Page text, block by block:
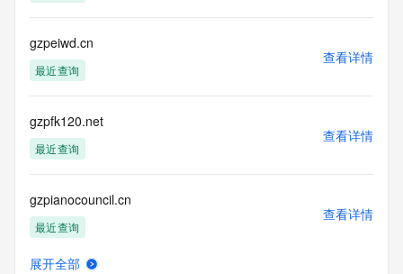
gzpeiwd.cn
最近查询
查看详情
gzpfk120.net
最近查询
查看详情
gzpianocouncil.cn
最近查询
查看详情
展开全部